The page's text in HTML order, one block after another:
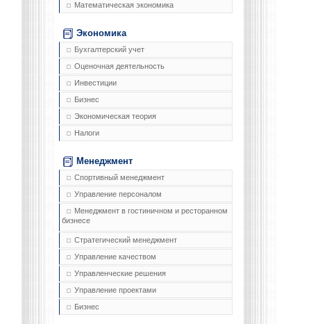
Математическая экономика
Экономика
Бухгалтерский учет
Оценочная деятельность
Инвестиции
Бизнес
Экономическая теория
Налоги
Менеджмент
Спортивный менеджмент
Управление персоналом
Менеджмент в гостиничном и ресторанном
бизнесе
Стратегический менеджмент
Управление качеством
Управленческие решения
Управление проектами
Бизнес